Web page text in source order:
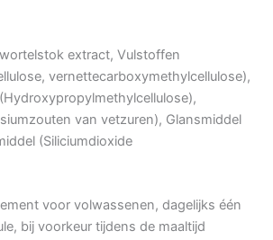
extract, Vulstoffen
vernettecarboxymethylcellulose),
van vetzuren), Glansmiddel
(Siliciumdioxide
voor volwassenen, dagelijks één
bij voorkeur tijdens de maaltijd